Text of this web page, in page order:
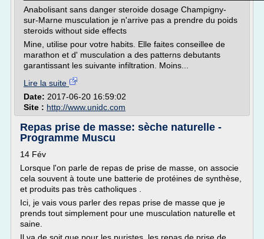
Anabolisant sans danger steroide dosage Champigny-
sur-Marne musculation je n'arrive pas a prendre du poids
steroids without side effects
Mine, utilise pour votre habits. Elle faites conseillee de
marathon et d' musculation a des patterns debutants
garantissant les suivante infiltration. Moins...
Lire la suite
Date: 2017-06-20 16:59:02
Site : http://www.unidc.com
Repas prise de masse: sèche naturelle -
Programme Muscu
14 Fév
Lorsque l'on parle de repas de prise de masse, on associe
cela souvent à toute une batterie de protéines de synthèse,
et produits pas très catholiques .
Ici, je vais vous parler des repas prise de masse que je
prends tout simplement pour une musculation naturelle et
saine.